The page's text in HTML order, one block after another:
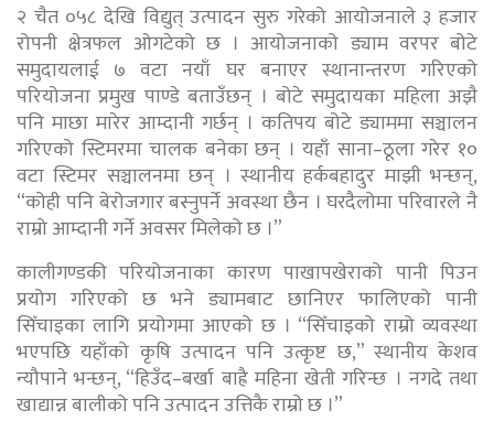
२ चैत ०५८ देखि विद्युत् उत्पादन सुरु गरेको आयोजनाले ३ हजार
रोपनी क्षेत्रफल ओगटेको छ । आयोजनाको ड्याम वरपर बोटे
समुदायलाई ७ वटा नयाँ घर बनाएर स्थानान्तरण गरिएको
परियोजना प्रमुख पाण्डे बताउँछन् । बोटे समुदायका महिला अझै
पनि माछा मारेर आम्दानी गर्छन् । कतिपय बोटे ड्याममा सञ्चालन
गरिएको स्टिमरमा चालक बनेका छन् । यहाँ साना–ठूला गरेर १०
वटा स्टिमर सञ्चालनमा छन् । स्थानीय हर्कबहादुर माझी भन्छन्,
“कोही पनि बेरोजगार बस्नुपर्ने अवस्था छैन । घरदैलोमा परिवारले नै
राम्रो आम्दानी गर्ने अवसर मिलेको छ ।”
कालीगण्डकी परियोजनाका कारण पाखापखेराको पानी पिउन
प्रयोग गरिएको छ भने ड्यामबाट छानिएर फालिएको पानी
सिँचाइका लागि प्रयोगमा आएको छ । “सिँचाइको राम्रो व्यवस्था
भएपछि यहाँको कृषि उत्पादन पनि उत्कृष्ट छ,” स्थानीय केशव
न्यौपाने भन्छन्, “हिउँद–बर्खा बाह्रै महिना खेती गरिन्छ । नगदे तथा
खाद्यान्न बालीको पनि उत्पादन उत्तिकै राम्रो छ ।”